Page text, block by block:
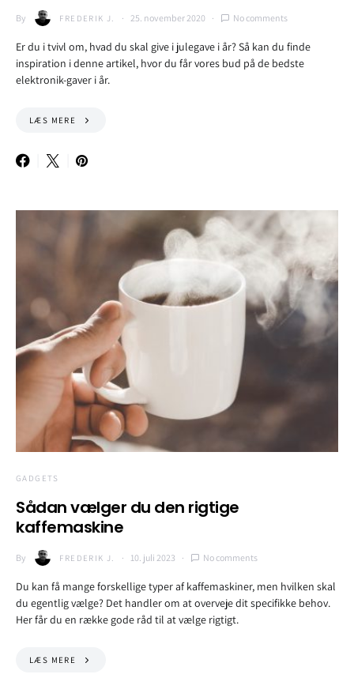
By FREDERIK J. 25. november 2020 No comments
Er du i tvivl om, hvad du skal give i julegave i år? Så kan du finde
inspiration i denne artikel, hvor du får vores bud på de bedste
elektronik-gaver i år.
LÆS MERE
GADGETS
Sådan vælger du den rigtige
kaffemaskine
By FREDERIK J. 10. juli 2023 No comments
Du kan få mange forskellige typer af kaffemaskiner, men hvilken skal
du egentlig vælge? Det handler om at overveje dit specifikke behov.
Her får du en række gode råd til at vælge rigtigt.
LÆS MERE